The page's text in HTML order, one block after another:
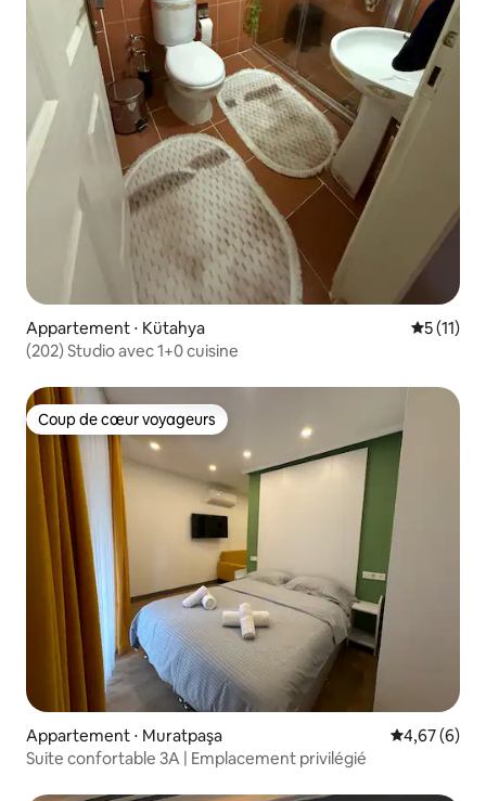
Appartement ⋅ Kütahya
5 (11)
(202) Studio avec 1+0 cuisine
Coup de cœur voyageurs
Coup de cœur voyageurs
Appartement ⋅ Muratpaşa Évaluation
4,67 (6)
Suite confortable 3A | Emplacement privilégié